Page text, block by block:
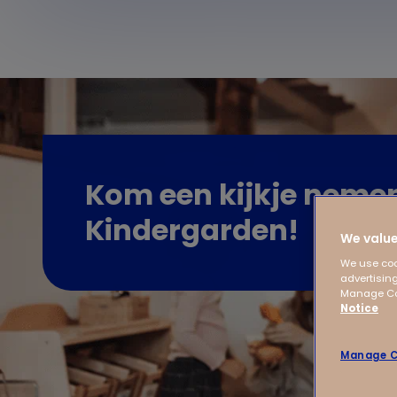
Kom een kijkje
Kindergarden!
We
We use
Manage
Notice
Manage